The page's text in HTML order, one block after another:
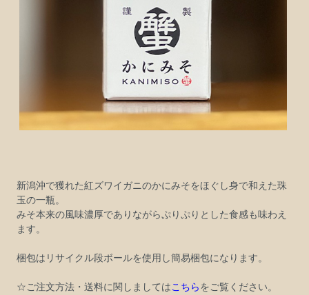
新潟沖で獲れた紅ズワイガニのかにみそをほぐし身で和えた珠
玉の一瓶。
みそ本来の風味濃厚でありながらぷりぷりとした食感も味わえ
ます。
梱包はリサイクル段ボールを使用し簡易梱包になります。
☆ご注文方法・送料に関しましてはこちらをご覧ください。